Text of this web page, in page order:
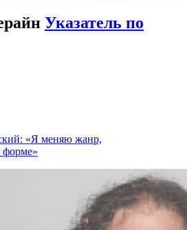
Указатель по
«Я меняю жанр,
форме»